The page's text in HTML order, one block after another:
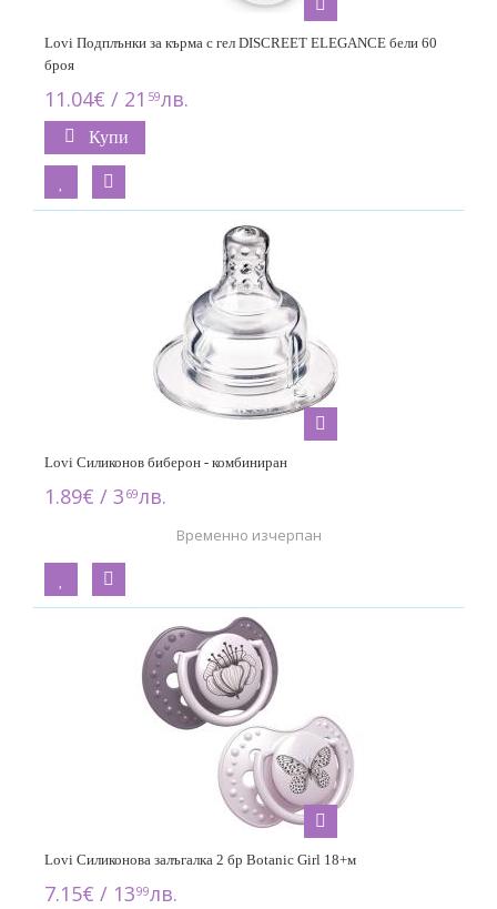
Lovi Подплънки за кърма с гел DISCREET ELEGANCE бели 60
броя
11.04€ / 21 59лв.
Купи
Lovi Силиконов биберон - комбиниран
1.89€ / 3 69лв.
Временно изчерпан
Lovi Силиконова залъгалка 2 бр Botanic Girl 18+м
7.15€ / 1399лв.